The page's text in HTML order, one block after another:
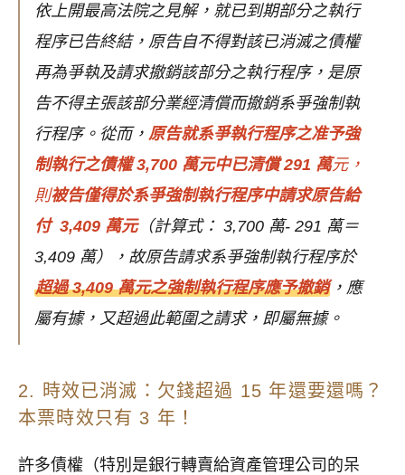
依上開最高法院之見解，就已到期部分之執行
程序已告終結，原告自不得對該已消滅之債權
再為爭執及請求撤銷該部分之執行程序，是原
告不得主張該部分業經清償而撤銷系爭強制執
行程序。從而， 原告就系爭執行程序之准予強
制執行之債權 3,700 萬元中已清償 291 萬元，
則被告僅得於系爭強制執行程序中請求原告給
付 3,409 萬元（計算式： 3,700 萬- 291 萬＝
3,409 萬），故原告請求系爭強制執行程序於
超過 3,409 萬元之強制執行程序應予撤銷，應
屬有據，又超過此範圍之請求，即屬無據。
2. 時效已消滅：欠錢超過 15 年還要還嗎？
本票時效只有 3 年！
許多債權（特別是銀行轉賣給資產管理公司的呆